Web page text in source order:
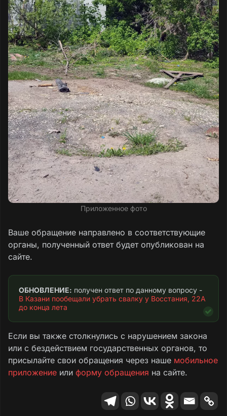
Приложенное фото
Ваше обращение направлено в соответствующие
органы, полученный ответ будет опубликован на
сайте.
ОБНОВЛЕНИЕ:
В Казани пообещали убрать свалку у Восстания, 22А
до конца лета
Если вы также столкнулись с нарушением закона
или с бездействием государственных органов, то
присылайте свои обращения через наше мобильное
приложение или форму обращения на сайте.